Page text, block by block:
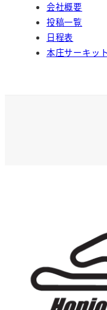
会社概要
投稿一覧
日程表
本庄サーキット